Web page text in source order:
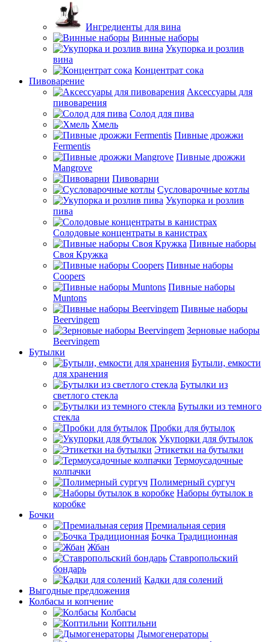
Ингредиенты для вина
Винные наборы
Укупорка и розлив
вина
Концентрат сока
Пивоварение
Аксессуары для
пивоварения
Солод для пива
Хмель
Пивные дрожжи
Fermentis
Пивные дрожжи
Mangrove
Пивоварни
Сусловарочные котлы
Укупорка и розлив
пива
Солодовые концентраты в канистрах
Пивные наборы
Своя Кружка
Пивные наборы
Coopers
Пивные наборы
Muntons
Пивные наборы
Beervingem
Зерновые наборы
Beervingem
Бутылки
Бутыли, емкости
для хранения
Бутылки из
светлого стекла
Бутылки из темного
стекла
Пробки для бутылок
Укупорки для бутылок
Этикетки на бутылки
Термоусадочные
колпачки
Полимерный сургуч
Наборы бутылок в
коробке
Бочки
Премиальная серия
Бочка Традиционная
Жбан
Ставропольский
бондарь
Кадки для солений
Выгодные предложения
Колбасы и копчение
Колбасы
Коптильни
Дымогенераторы